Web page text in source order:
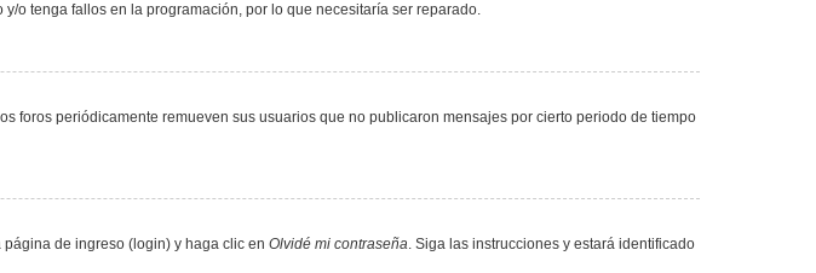
o tenga fallos en la programación, por lo que necesitaría ser reparado.
foros periódicamente remueven sus usuarios que no publicaron mensajes por cierto periodo de tiempo
de ingreso (login) y haga clic en Olvidé mi contraseña. Siga las instrucciones y estará identificado